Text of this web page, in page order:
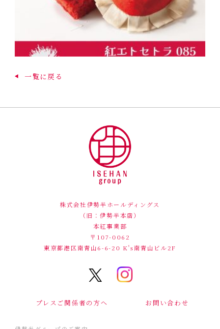
一覧に戻る
株式会社伊勢半ホールディングス
（旧：伊勢半本店）
本紅事業部
〒107-0062
東京都港区南青山6-6-20 K's南青山ビル2F
プレスご関係者の方へ お問い合わせ